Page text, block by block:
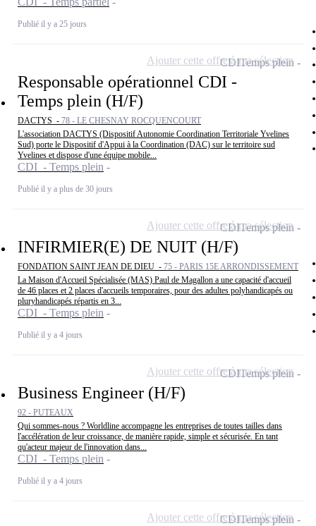
Publié il y a 25 jours
Responsable opérationnel CDI -
Temps plein (H/F)
DACTYS - 78 - LE CHESNAY ROCQUENCOURT
L'association DACTYS (Dispositif Autonomie Coordination Territoriale Yvelines
Sud) porte le Dispositif d'Appui à la Coordination (DAC) sur le territoire sud
Yvelines et dispose d'une équipe mobile...
CDI - Temps plein
Publié il y a plus de 30 jours
CDITemps plein
Ajouter cette offre à ma sélection
INFIRMIER(E) DE NUIT (H/F)
FONDATION SAINT JEAN DE DIEU - 75 - PARIS 15E ARRONDISSEMENT
La Maison d'Accueil Spécialisée (MAS) Paul de Magallon a une capacité d'accueil
de 46 places et 2 places d'accueils temporaires, pour des adultes polyhandicapés ou
pluryhandicapés répartis en 3...
CDI - Temps plein
Publié il y a 4 jours
CDITemps plein
Ajouter cette offre à ma sélection
Business Engineer (H/F)
92 - PUTEAUX
Qui sommes-nous ? Worldline accompagne les entreprises de toutes tailles dans
l'accélération de leur croissance, de manière rapide, simple et sécurisée. En tant
qu'acteur majeur de l'innovation dans...
CDI - Temps plein
Publié il y a 4 jours
CDITemps plein
Ajouter cette offre à ma sélection
CDITemps plein
Ajouter cette offre à ma sélection